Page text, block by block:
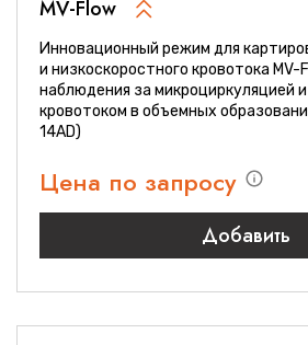
MV-Flow
Инновационный режим для
и низкоскоростного кровотока
наблюдения за микроциркуляцией
кровотоком в объемных
14AD)
Цена по запросу
Добавить